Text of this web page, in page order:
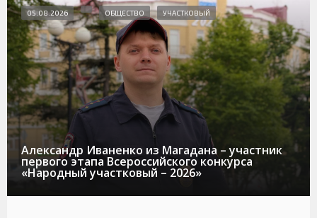
Александр Иваненко из Магадана – участник
первого этапа Всероссийского конкурса
«Народный участковый – 2026»
05.08.2026 ОБЩЕСТВО УЧАСТКОВЫЙ